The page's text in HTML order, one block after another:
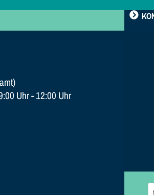
Uhr - 12:00 Uhr